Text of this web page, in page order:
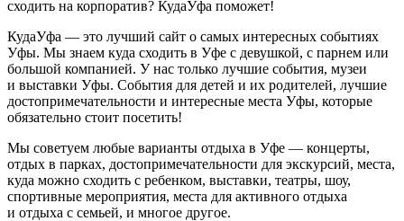
сходить на корпоратив? КудаУфа поможет!
КудаУфа — это лучший сайт о самых интересных событиях
Уфы. Мы знаем куда сходить в Уфе с девушкой, с парнем или
большой компанией. У нас только лучшие события, музеи
и выставки Уфы. События для детей и их родителей, лучшие
достопримечательности и интересные места Уфы, которые
обязательно стоит посетить!
Мы советуем любые варианты отдыха в Уфе — концерты,
отдых в парках, достопримечательности для экскурсий, места,
куда можно сходить с ребенком, выставки, театры, шоу,
спортивные мероприятия, места для активного отдыха
и отдыха с семьей, и многое другое.